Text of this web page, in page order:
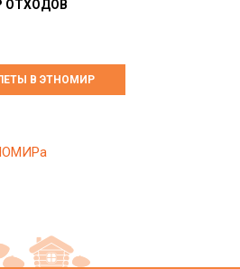
ОТХОДОВ
В ЭТНОМИР